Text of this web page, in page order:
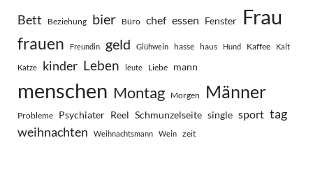
Bett
Beziehung bier Büro chef essen Fenster Frau
frauen Freundin geld Glühwein hasse haus Hund Kaffee Kalt
Katze kinder Leben leute Liebe mann
menschen Montag Morgen Männer
Probleme Psychiater Reel Schmunzelseite single sport tag
weihnachten
Weihnachtsmann Wein zeit